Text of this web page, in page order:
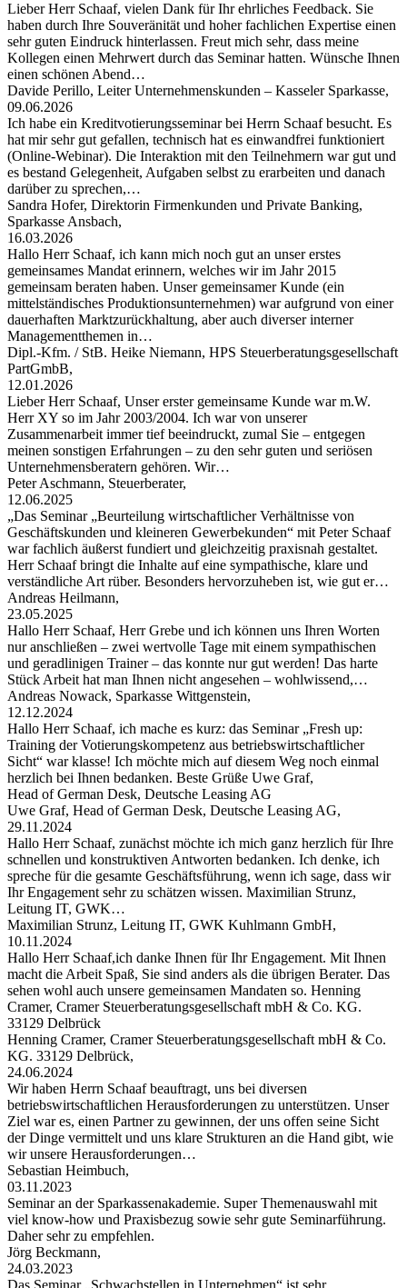
Lieber Herr Schaaf, vielen Dank für Ihr ehrliches Feedback. Sie
haben durch Ihre Souveränität und hoher fachlichen Expertise einen
sehr guten Eindruck hinterlassen. Freut mich sehr, dass meine
Kollegen einen Mehrwert durch das Seminar hatten. Wünsche Ihnen
einen schönen Abend…
Davide Perillo, Leiter Unternehmenskunden – Kasseler Sparkasse,
09.06.2026
Ich habe ein Kreditvotierungsseminar bei Herrn Schaaf besucht. Es
hat mir sehr gut gefallen, technisch hat es einwandfrei funktioniert
(Online-Webinar). Die Interaktion mit den Teilnehmern war gut und
es bestand Gelegenheit, Aufgaben selbst zu erarbeiten und danach
darüber zu sprechen,…
Sandra Hofer, Direktorin Firmenkunden und Private Banking,
Sparkasse Ansbach,
16.03.2026
Hallo Herr Schaaf, ich kann mich noch gut an unser erstes
gemeinsames Mandat erinnern, welches wir im Jahr 2015
gemeinsam beraten haben. Unser gemeinsamer Kunde (ein
mittelständisches Produktionsunternehmen) war aufgrund von einer
dauerhaften Marktzurückhaltung, aber auch diverser interner
Managementthemen in…
Dipl.-Kfm. / StB. Heike Niemann, HPS Steuerberatungsgesellschaft
PartGmbB,
12.01.2026
Lieber Herr Schaaf, Unser erster gemeinsame Kunde war m.W.
Herr XY so im Jahr 2003/2004. Ich war von unserer
Zusammenarbeit immer tief beeindruckt, zumal Sie – entgegen
meinen sonstigen Erfahrungen – zu den sehr guten und seriösen
Unternehmensberatern gehören. Wir…
Peter Aschmann, Steuerberater,
12.06.2025
„Das Seminar „Beurteilung wirtschaftlicher Verhältnisse von
Geschäftskunden und kleineren Gewerbekunden“ mit Peter Schaaf
war fachlich äußerst fundiert und gleichzeitig praxisnah gestaltet.
Herr Schaaf bringt die Inhalte auf eine sympathische, klare und
verständliche Art rüber. Besonders hervorzuheben ist, wie gut er…
Andreas Heilmann,
23.05.2025
Hallo Herr Schaaf, Herr Grebe und ich können uns Ihren Worten
nur anschließen – zwei wertvolle Tage mit einem sympathischen
und geradlinigen Trainer – das konnte nur gut werden! Das harte
Stück Arbeit hat man Ihnen nicht angesehen – wohlwissend,…
Andreas Nowack, Sparkasse Wittgenstein,
12.12.2024
Hallo Herr Schaaf, ich mache es kurz: das Seminar „Fresh up:
Training der Votierungskompetenz aus betriebswirtschaftlicher
Sicht“ war klasse! Ich möchte mich auf diesem Weg noch einmal
herzlich bei Ihnen bedanken. Beste Grüße Uwe Graf,
Head of German Desk, Deutsche Leasing AG
Uwe Graf, Head of German Desk, Deutsche Leasing AG,
29.11.2024
Hallo Herr Schaaf, zunächst möchte ich mich ganz herzlich für Ihre
schnellen und konstruktiven Antworten bedanken. Ich denke, ich
spreche für die gesamte Geschäftsführung, wenn ich sage, dass wir
Ihr Engagement sehr zu schätzen wissen. Maximilian Strunz,
Leitung IT, GWK…
Maximilian Strunz, Leitung IT, GWK Kuhlmann GmbH,
10.11.2024
Hallo Herr Schaaf,ich danke Ihnen für Ihr Engagement. Mit Ihnen
macht die Arbeit Spaß, Sie sind anders als die übrigen Berater. Das
sehen wohl auch unsere gemeinsamen Mandaten so. Henning
Cramer, Cramer Steuerberatungsgesellschaft mbH & Co. KG.
33129 Delbrück
Henning Cramer, Cramer Steuerberatungsgesellschaft mbH & Co.
KG. 33129 Delbrück,
24.06.2024
Wir haben Herrn Schaaf beauftragt, uns bei diversen
betriebswirtschaftlichen Herausforderungen zu unterstützen. Unser
Ziel war es, einen Partner zu gewinnen, der uns offen seine Sicht
der Dinge vermittelt und uns klare Strukturen an die Hand gibt, wie
wir unsere Herausforderungen…
Sebastian Heimbuch,
03.11.2023
Seminar an der Sparkassenakademie. Super Themenauswahl mit
viel know-how und Praxisbezug sowie sehr gute Seminarführung.
Daher sehr zu empfehlen.
Jörg Beckmann,
24.03.2023